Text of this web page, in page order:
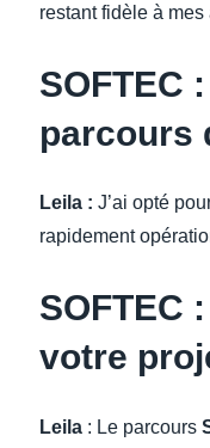
restant fidèle à
SOFTEC
parcours
Leila : J’ai opté
rapidement
SOFTEC
votre
Leila : Le parcours